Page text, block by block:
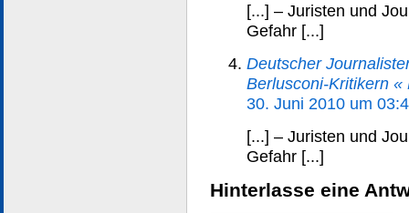
[...] – Juristen und
Gefahr [...]
Deutscher
Berlusconi-Kritikern «
30. Juni 2010 um
[...] – Juristen und
Gefahr [...]
Hinterlasse eine